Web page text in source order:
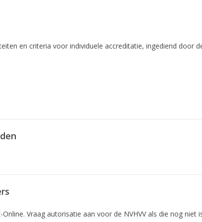
en criteria voor individuele accreditatie, ingediend door
Vraag autorisatie aan voor de NVHVV als die nog niet